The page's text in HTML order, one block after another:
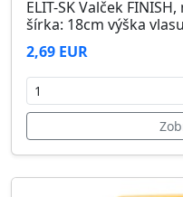
ELIT-SK Valček
šírka: 18cm výška
2,69 EUR